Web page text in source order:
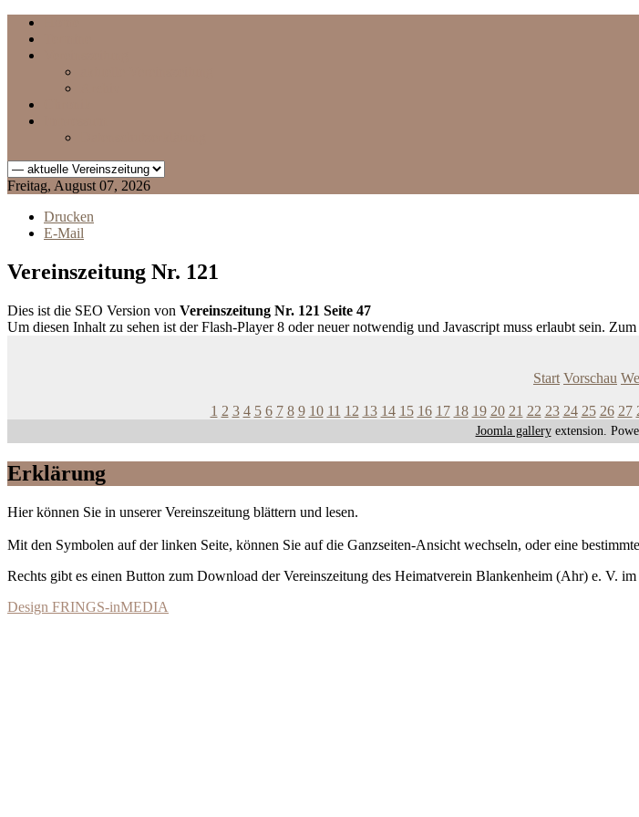
Freitag, August 07, 2026
Drucken
E-Mail
Vereinszeitung Nr. 121
Dies ist die SEO Version von Vereinszeitung Nr. 121 Seite 47
Um diesen Inhalt zu sehen ist der Flash-Player 8 oder neuer notwendig und Javascript muss erlaubt sein.
Start Vorschau
1 2 3 4 5 6 7 8 9 10 11 12 13 14 15 16 17 18 19 20 21 22 23 24 25 26 27
Joomla galleryextension.
Erklärung
Hier können Sie in unserer Vereinszeitung blättern und lesen.
Mit den Symbolen auf der linken Seite, können Sie auf die Ganzseiten-Ansicht wechseln, oder eine
Rechts gibt es einen Button zum Download der Vereinszeitung des Heimatverein Blankenheim (Ahr) e. V.
Design FRINGS-inMEDIA